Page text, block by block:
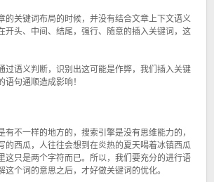
的关键词布局的时候，并没有结合文章上下文语义
开头、中间、结尾，强行、随意的插入关键词，这
过语义判断，识别出这可能是作弊，我们插入关键
句通顺造成影响！
有不一样的地方的，搜索引擎是没有思维能力的，
的西瓜，人往往会想到在炎热的夏天喝着冰镇西瓜
这只是两个字符而已。所以，我们要充分的进行语
这个词的意思之后，才好做关键词的优化。